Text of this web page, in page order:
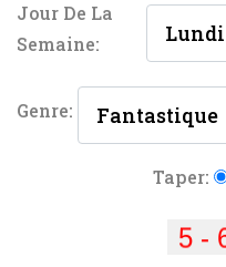
Jour De La
Semaine:
Genre:
Taper: